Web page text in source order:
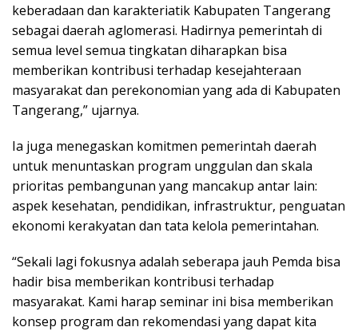
keberadaan dan karakteriatik Kabupaten Tangerang
sebagai daerah aglomerasi. Hadirnya pemerintah di
semua level semua tingkatan diharapkan bisa
memberikan kontribusi terhadap kesejahteraan
masyarakat dan perekonomian yang ada di Kabupaten
Tangerang,” ujarnya.
Ia juga menegaskan komitmen pemerintah daerah
untuk menuntaskan program unggulan dan skala
prioritas pembangunan yang mancakup antar lain:
aspek kesehatan, pendidikan, infrastruktur, penguatan
ekonomi kerakyatan dan tata kelola pemerintahan.
“Sekali lagi fokusnya adalah seberapa jauh Pemda bisa
hadir bisa memberikan kontribusi terhadap
masyarakat. Kami harap seminar ini bisa memberikan
konsep program dan rekomendasi yang dapat kita